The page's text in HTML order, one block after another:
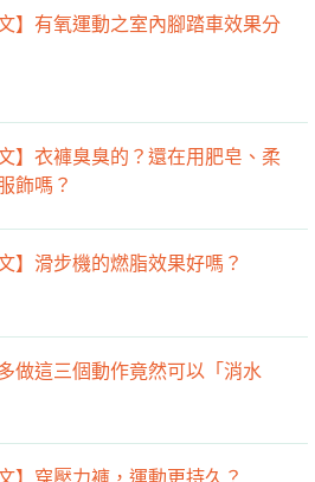
】滑步機的燃脂效果好嗎？
】穿壓力褲，運動更持久？